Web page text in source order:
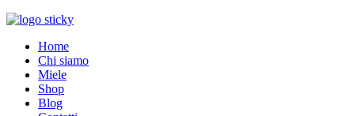
Home
Chi siamo
Miele
Shop
Blog